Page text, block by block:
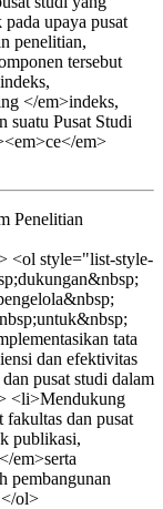
upaya pusat
penelitian,
tersebut
</em>indeks,
suatu Pusat Studi
em>
Penelitian
<ol style="list-style-
tata
dan efektivitas
pusat studi dalam
<li>Mendukung
dan pusat
publikasi,
em>serta
pembangunan
ol>